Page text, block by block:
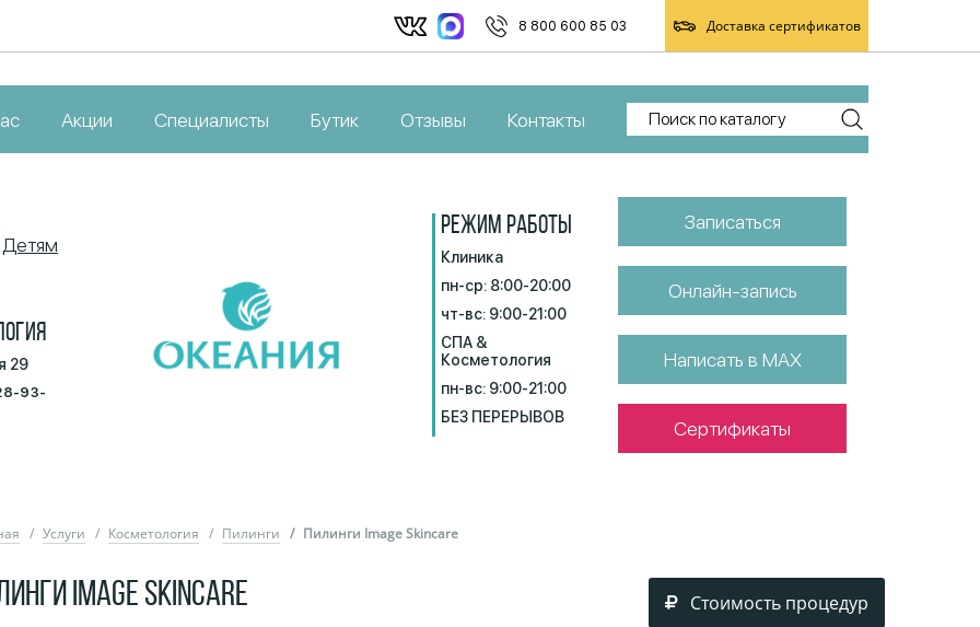
8 800 600 85 03 Доставка сертификатов
Акции Специалисты Бутик Отзывы Контакты
Детям
29
93-
РЕЖИМ РАБОТЫ
Клиника
пн-ср: 8:00-20:00
чт-вс: 9:00-21:00
СПА &
Косметология
пн-вс: 9:00-21:00
БЕЗ ПЕРЕРЫВОВ
Записаться
Онлайн-запись
Написать в MAX
Сертификаты
Услуги Косметология Пилинги Пилинги Image Skincare
IMAGE SKINCARE Стоимость процедур